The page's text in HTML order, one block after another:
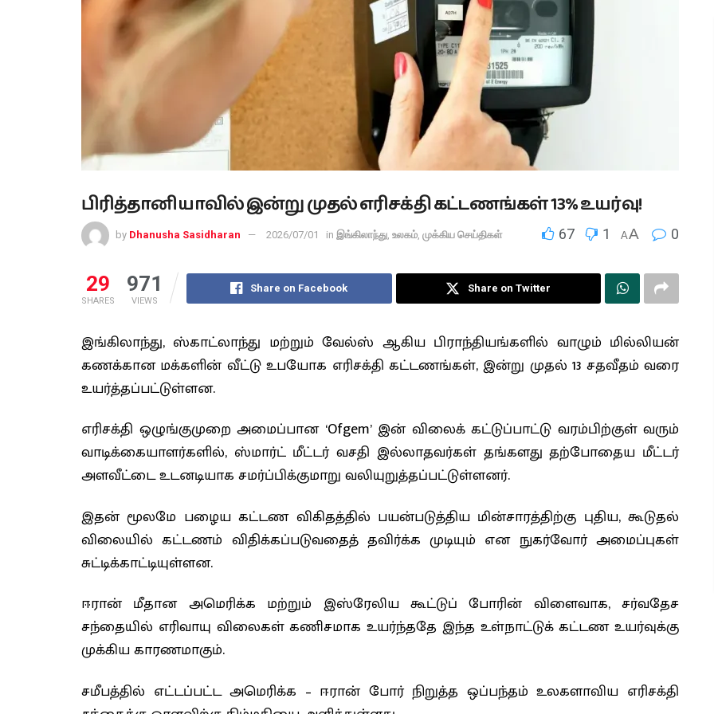
பிரித்தானியாவில் இன்று முதல் எரிசக்தி கட்டணங்கள் 13% உயர்வு!
by Dhanusha Sasidharan 2026/07/01 in இங்கிலாந்து உலகம் முக்கிய செய்திகள் 67 1 AA 0
29
SHARES
971
VIEWS
Share on Facebook Share on Twitter
இங்கிலாந்து, ஸ்காட்லாந்து மற்றும் வேல்ஸ் ஆகிய பிராந்தியங்களில் வாழும் மில்லியன்
கணக்கான மக்களின் வீட்டு உபயோக எரிசக்தி கட்டணங்கள், இன்று முதல் 13 சதவீதம் வரை
உயர்த்தப்பட்டுள்ளன.
எரிசக்தி ஒழுங்குமுறை அமைப்பான ‘Ofgem’ இன் விலைக் கட்டுப்பாட்டு வரம்பிற்குள் வரும்
வாடிக்கையாளர்களில், ஸ்மார்ட் மீட்டர் வசதி இல்லாதவர்கள் தங்களது தற்போதைய மீட்டர்
அளவீட்டை உடனடியாக சமர்ப்பிக்குமாறு வலியுறுத்தப்பட்டுள்ளனர்.
இதன் மூலமே பழைய கட்டண விகிதத்தில் பயன்படுத்திய மின்சாரத்திற்கு புதிய, கூடுதல்
விலையில் கட்டணம் விதிக்கப்படுவதைத் தவிர்க்க முடியும் என நுகர்வோர் அமைப்புகள்
சுட்டிக்காட்டியுள்ளன.
ஈரான் மீதான அமெரிக்க மற்றும் இஸ்ரேலிய கூட்டுப் போரின் விளைவாக, சர்வதேச
சந்தையில் எரிவாயு விலைகள் கணிசமாக உயர்ந்ததே இந்த உள்நாட்டுக் கட்டண உயர்வுக்கு
முக்கிய காரணமாகும்.
சமீபத்தில் எட்டப்பட்ட அமெரிக்க – ஈரான் போர் நிறுத்த ஒப்பந்தம் உலகளாவிய எரிசக்தி